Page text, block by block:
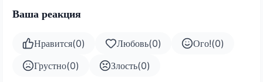
Ваша реакция
Нравится(0) Любовь(0) Ого!(0)
Грустно(0) Злость(0)